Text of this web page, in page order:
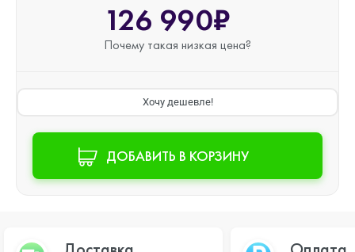
126 990₽
Почему такая низкая цена?
Хочу дешевле!
ДОБАВИТЬ В КОРЗИНУ